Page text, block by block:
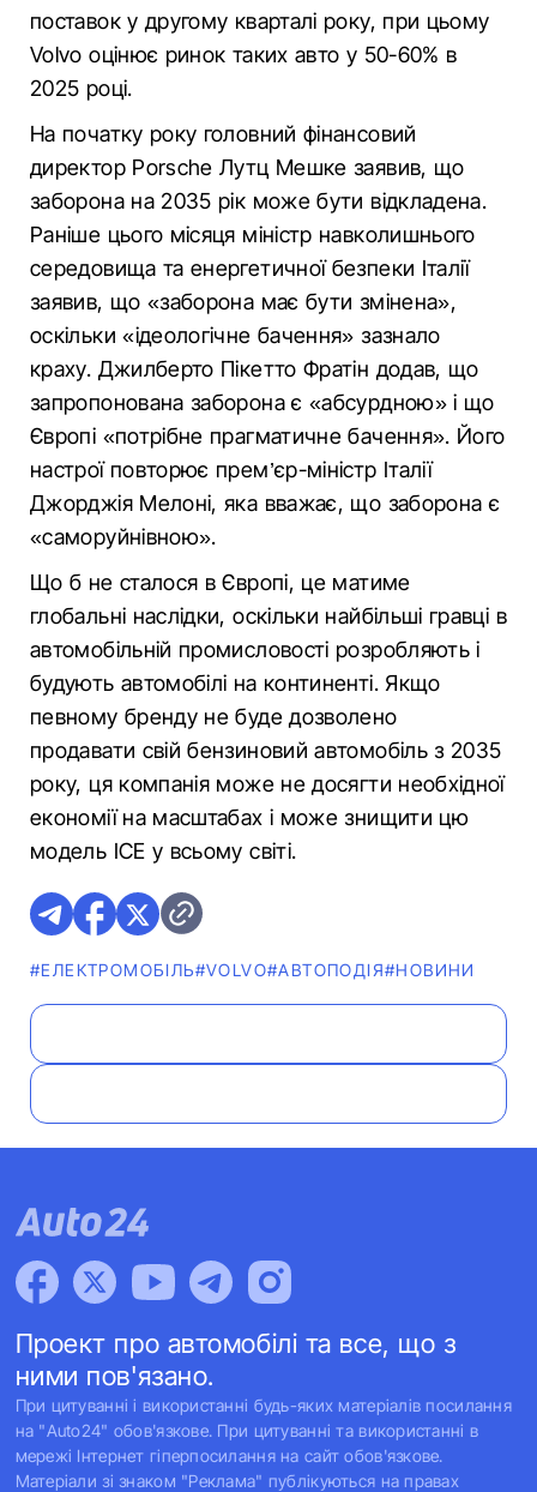
поставок у другому кварталі року, при цьому
Volvo оцінює ринок таких авто у 50-60% в
2025 році.
На початку року головний фінансовий
директор Porsche Лутц Мешке заявив, що
заборона на 2035 рік може бути відкладена.
Раніше цього місяця міністр навколишнього
середовища та енергетичної безпеки Італії
заявив, що «заборона має бути змінена»,
оскільки «ідеологічне бачення» зазнало
краху. Джилберто Пікетто Фратін додав, що
запропонована заборона є «абсурдною» і що
Європі «потрібне прагматичне бачення». Його
настрої повторює прем’єр-міністр Італії
Джорджія Мелоні, яка вважає, що заборона є
«саморуйнівною».
Що б не сталося в Європі, це матиме
глобальні наслідки, оскільки найбільші гравці в
автомобільній промисловості розробляють і
будують автомобілі на континенті. Якщо
певному бренду не буде дозволено
продавати свій бензиновий автомобіль з 2035
року, ця компанія може не досягти необхідної
економії на масштабах і може знищити цю
модель ICE у всьому світі.
#ЕЛЕКТРОМОБІЛЬ#VOLVO#АВТОПОДІЯ#НОВИНИ
Проект про автомобілі та все, що з
ними пов'язано.
При цитуванні і використанні будь-яких матеріалів посилання
на "Auto24" обов'язкове. При цитуванні та використанні в
мережі Інтернет гіперпосилання на сайт обов'язкове.
Матеріали зі знаком "Реклама" публікуються на правах